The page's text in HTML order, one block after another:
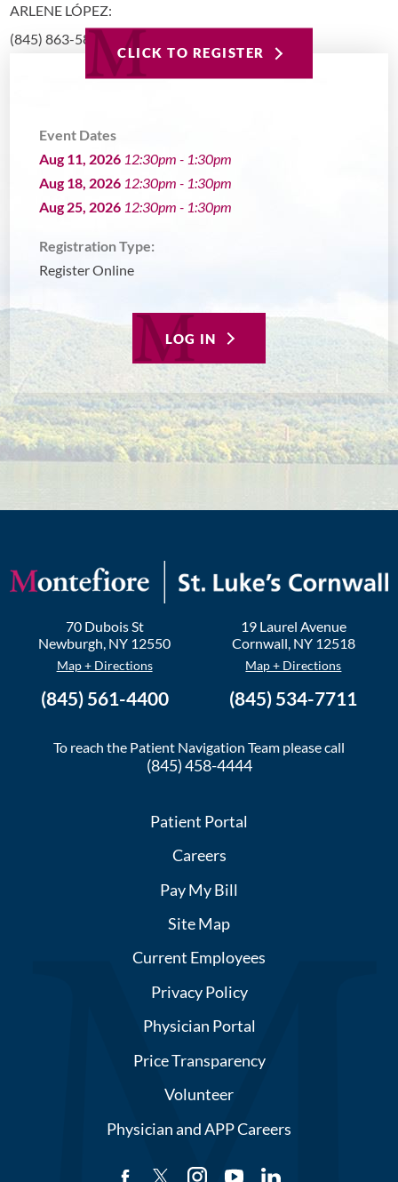
ARLENE LÓPEZ:
(845) 863-5828 |
armirand@montefioreslc.org
CLICK TO REGISTER
Event Dates
Aug 11, 2026 12:30pm - 1:30pm
Aug 18, 2026 12:30pm - 1:30pm
Aug 25, 2026 12:30pm - 1:30pm
Registration Type:
Register Online
LOG IN
70 Dubois St
Newburgh, NY 12550
Map + Directions
(845) 561-4400
19 Laurel Avenue
Cornwall, NY 12518
Map + Directions
(845) 534-7711
To reach the Patient Navigation Team please call
(845) 458-4444
Patient Portal
Careers
Pay My Bill
Site Map
Current Employees
Privacy Policy
Physician Portal
Price Transparency
Volunteer
Physician and APP Careers